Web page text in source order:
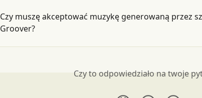
Czy muszę akceptować muzykę generowaną przez
Groover?
Czy to odpowiedziało na twoje